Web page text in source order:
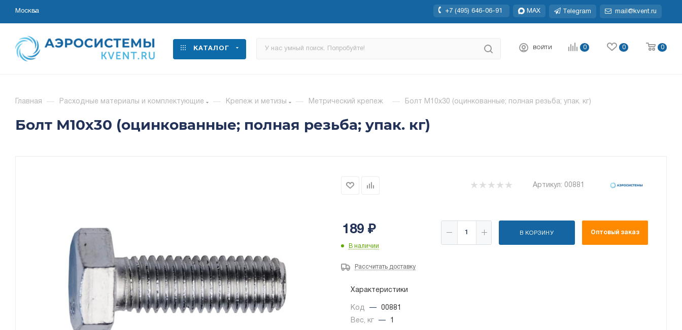
Москва +7 (495) 646-06-91 MAX Telegram mail@kvent.ru
КАТАЛОГ ВОЙТИ 0 0 0
Главная — Расходные материалы и комплектующие — Крепеж и метизы — Метрический крепеж — Болт М10х30 (оцинкованные; полная резьба; упак. кг)
Болт М10х30 (оцинкованные; полная резьба; упак. кг)
Артикул: 00881
189 ₽
В наличии
В КОРЗИНУ Оптовый заказ
Рассчитать доставку
Характеристики
Код —
00881
Вес, кг
— 1